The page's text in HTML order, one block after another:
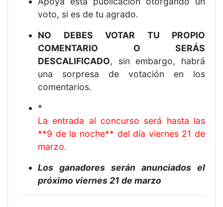
voto, si es de tu agrado.
NO DEBES VOTAR TU PROPIO
COMENTARIO O SERÁS
DESCALIFICADO, sin embargo, habrá
una sorpresa de votación en los
comentarios.
*
La entrada al concurso será hasta las
**9 de la noche** del día viernes 21 de
marzo.
Los ganadores serán anunciados el
próximo viernes 21 de marzo